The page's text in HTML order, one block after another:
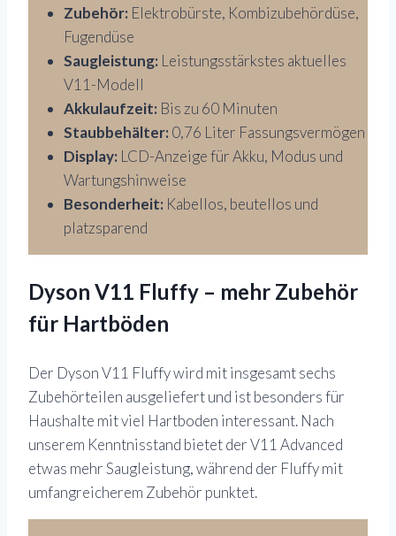
Zubehör: Elektrobürste, Kombizubehördüse,
Fugendüse
Saugleistung: Leistungsstärkstes aktuelles
V11-Modell
Akkulaufzeit: Bis zu 60 Minuten
Staubbehälter: 0,76 Liter Fassungsvermögen
Display: LCD-Anzeige für Akku, Modus und
Wartungshinweise
Besonderheit: Kabellos, beutellos und
platzsparend
Dyson V11 Fluffy – mehr Zubehör
für Hartböden
Der Dyson V11 Fluffy wird mit insgesamt sechs
Zubehörteilen ausgeliefert und ist besonders für
Haushalte mit viel Hartboden interessant. Nach
unserem Kenntnisstand bietet der V11 Advanced
etwas mehr Saugleistung, während der Fluffy mit
umfangreicherem Zubehör punktet.